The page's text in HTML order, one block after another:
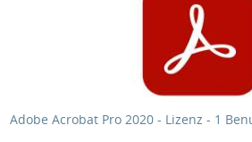
Adobe Acrobat Pro 2020 - Lizenz - 1